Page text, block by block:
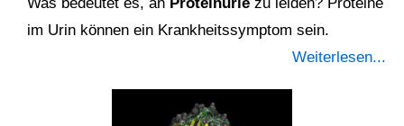
im Urin können ein Krankheitssymptom sein.
Weiterlesen...